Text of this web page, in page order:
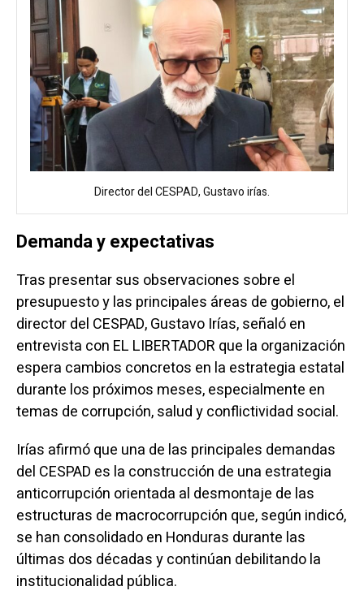
Director del CESPAD, Gustavo irías.
Demanda y expectativas
Tras presentar sus observaciones sobre el
presupuesto y las principales áreas de gobierno, el
director del CESPAD, Gustavo Irías, señaló en
entrevista con EL LIBERTADOR que la organización
espera cambios concretos en la estrategia estatal
durante los próximos meses, especialmente en
temas de corrupción, salud y conflictividad social.
Irías afirmó que una de las principales demandas
del CESPAD es la construcción de una estrategia
anticorrupción orientada al desmontaje de las
estructuras de macrocorrupción que, según indicó,
se han consolidado en Honduras durante las
últimas dos décadas y continúan debilitando la
institucionalidad pública.